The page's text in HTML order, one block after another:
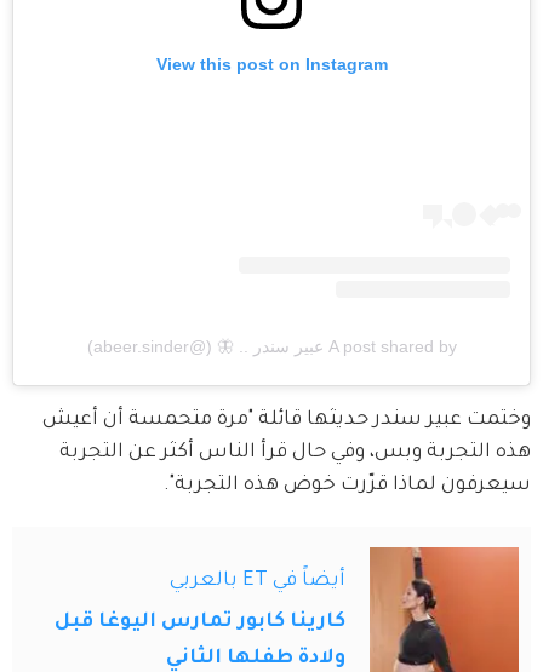
View this post on Instagram
A post shared by عبير سندر .. 🦋 (@abeer.sinder)
وختمت عبير سندر حديثها قائلة "مرة متحمسة أن أعيش
هذه التجربة وبس، وفي حال قرأ الناس أكثر عن التجربة
سيعرفون لماذا قرّرت خوض هذه التجربة".
أيضاً في ET بالعربي
كارينا كابور تمارس اليوغا قبل
ولادة طفلها الثاني